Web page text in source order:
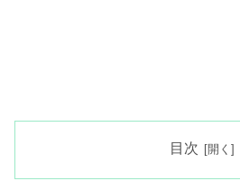
目次